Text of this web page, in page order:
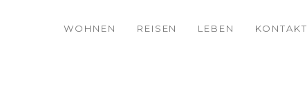
WOHNEN REISEN LEBEN KONTAKT